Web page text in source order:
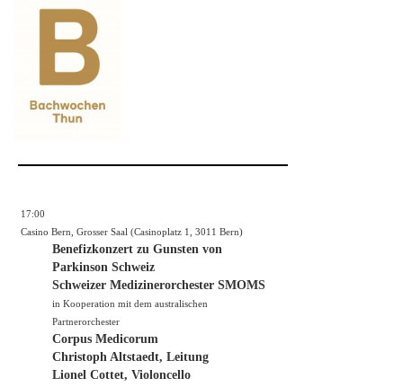
17:00
Casino Bern, Grosser Saal (Casinoplatz 1, 3011 Bern)
Benefizkonzert zu Gunsten von
Parkinson Schweiz
Schweizer Medizinerorchester SMOMS
in Kooperation mit dem australischen
Partnerorchester
Corpus Medicorum
Christoph Altstaedt, Leitung
Lionel Cottet, Violoncello